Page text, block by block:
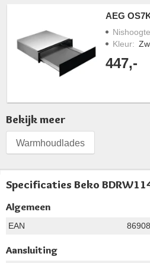
AEG
Nishoogte
Kleur:
447,-
Bekijk meer
Warmhoudlades
Specificaties Beko
Algemeen
EAN
Aansluiting